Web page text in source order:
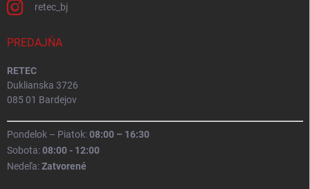
retec_bj
PREDAJŇA
RETEC
Duklianska 3726
085 01 Bardejov
Pondelok – Piatok:08:00 – 16:30
Sobota:08:00 - 12:00
Nedeľa:Zatvorené